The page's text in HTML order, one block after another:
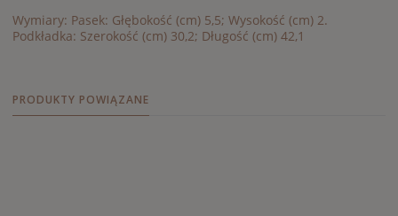
Wymiary: Pasek: Głębokość (cm) 5,5; Wysokość (cm) 2.
Podkładka: Szerokość (cm) 30,2; Długość (cm) 42,1
PRODUKTY POWIĄZANE